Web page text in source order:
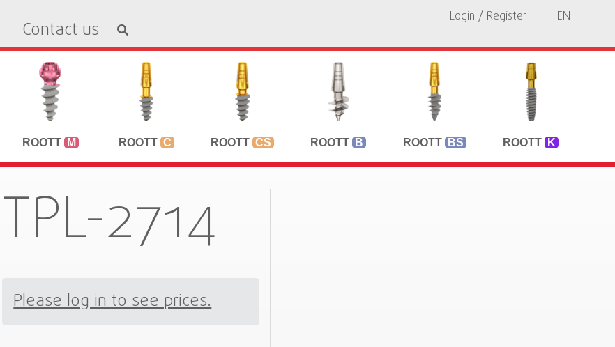
Contact us
Login / Register EN
ROOTT M ROOTT C ROOTT CS ROOTT B ROOTT BS ROOTT K
TPL-2714
Please log in to see prices.